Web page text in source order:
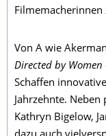
Filmemacherinnen
Von A wie
Directed by Women
Schaffen
Jahrzehnte.
Kathryn Bigelow,